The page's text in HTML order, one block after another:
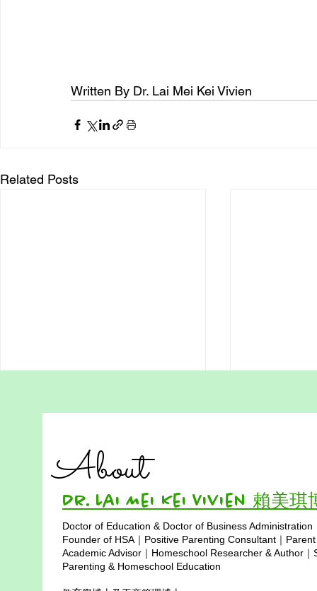
Written By Dr. Lai Mei Kei Vivien
Related Posts
當一位成功的在家教育者，關鍵在
於找到成功與幸福的平衡。教育不
僅僅是知識的傳授，更是塑造孩子
未來的過程，而這一切都始於在家
教育者需要先達成個人平衡，包括
心理健康、財務獨立、持續學習以
及情感上的穩定，才能營造一個充
Copyright ©
About
Dr. Lai Mei Kei Vivien 賴美琪
Doctor of Education & Doctor of Business Administration
Founder of HSA｜Positive Parenting Consultant｜
Academic Advisor｜Homeschool Researcher & Author
Parenting & Homeschool Education